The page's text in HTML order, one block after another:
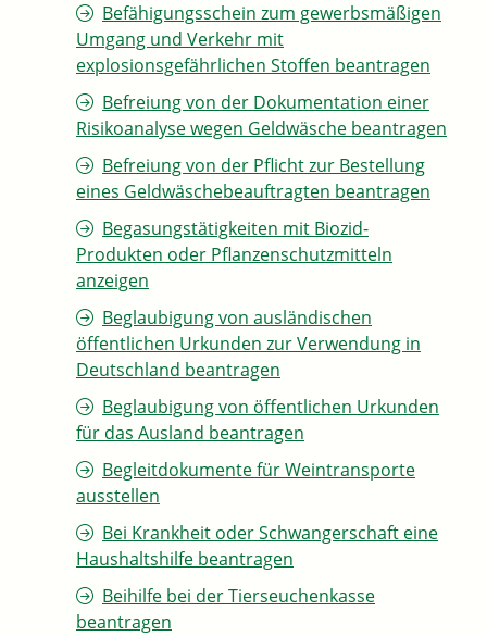
Befähigungsschein zum gewerbsmäßigen
Umgang und Verkehr mit
explosionsgefährlichen Stoffen beantragen
Befreiung von der Dokumentation einer
Risikoanalyse wegen Geldwäsche beantragen
Befreiung von der Pflicht zur Bestellung
eines Geldwäschebeauftragten beantragen
Begasungstätigkeiten mit Biozid-
Produkten oder Pflanzenschutzmitteln
anzeigen
Beglaubigung von ausländischen
öffentlichen Urkunden zur Verwendung in
Deutschland beantragen
Beglaubigung von öffentlichen Urkunden
für das Ausland beantragen
Begleitdokumente für Weintransporte
ausstellen
Bei Krankheit oder Schwangerschaft eine
Haushaltshilfe beantragen
Beihilfe bei der Tierseuchenkasse
beantragen